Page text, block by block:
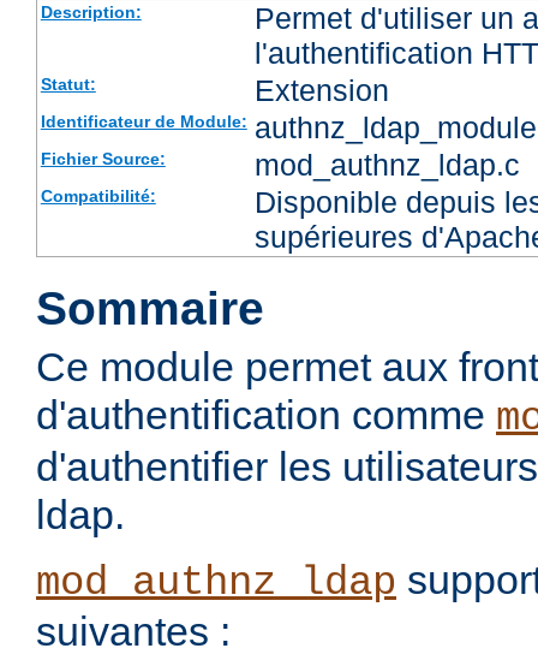
Description:
Permet d'utiliser un
l'authentification
Statut: Extension
Identificateur de Module: authnz_ldap_module
Fichier Source: mod_authnz_ldap.c
Compatibilité:
Disponible depuis
supérieures
Sommaire
Ce module permet aux
d'authentification comme
d'authentifier les
ldap.
mod_authnz_ldap
suivantes :